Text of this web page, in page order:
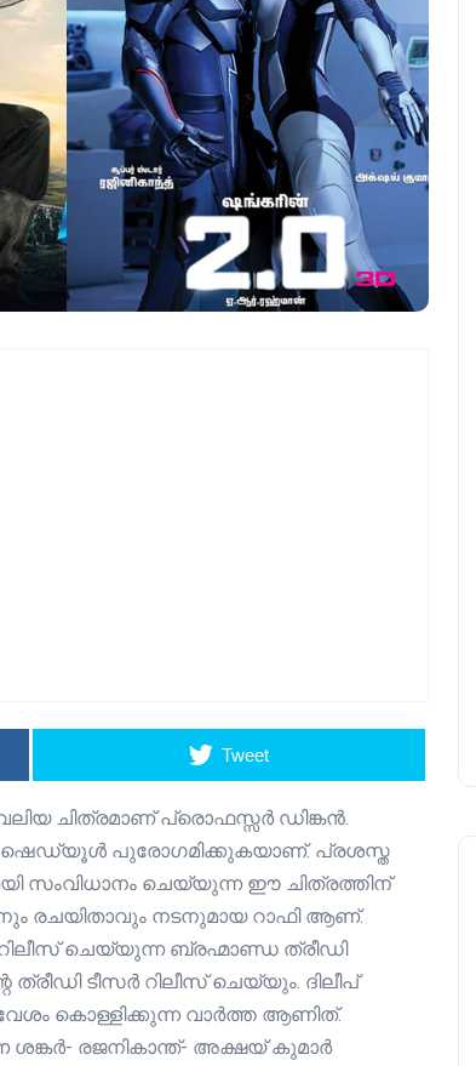
Tweet
വലിയ ചിത്രമാണ് പ്രൊഫസ്സർ ഡിങ്കൻ.
ഷെഡ്യൂൾ പുരോഗമിക്കുകയാണ്. പ്രശസ്ത
സംവിധാനം ചെയ്യുന്ന ഈ ചിത്രത്തിന്
രചയിതാവും നടനുമായ റാഫി ആണ്.
ചെയ്യുന്ന ബ്രഹ്മാണ്ഡ ത്രീഡി
ത്രീഡി ടീസർ റിലീസ് ചെയ്യും. ദിലീപ്
കൊള്ളിക്കുന്ന വാർത്ത ആണിത്.
ശങ്കർ- രജനികാന്ത്- അക്ഷയ് കുമാർ